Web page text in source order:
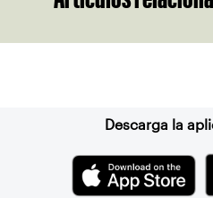
Descarga la